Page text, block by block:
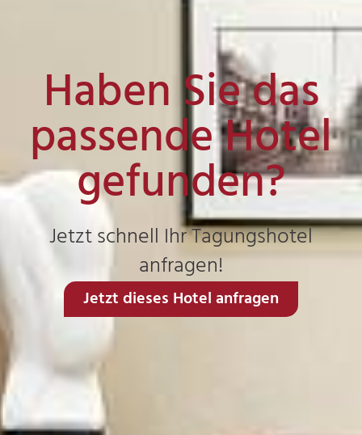
Haben Sie das
passende Hotel
gefunden?
Jetzt schnell Ihr Tagungshotel
anfragen!
Jetzt dieses Hotel anfragen